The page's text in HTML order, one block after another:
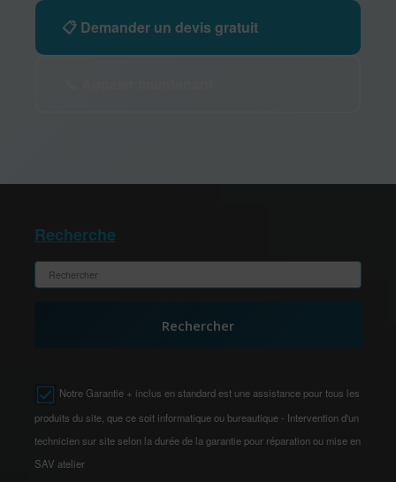
📋 Demander un devis gratuit
Recherche
Rechercher
Notre Garantie + inclus en standard est une assistance pour tous les
produits du site, que ce soit informatique ou bureautique - Intervention d'un
technicien sur site selon la durée de la garantie pour réparation ou mise en
SAV atelier